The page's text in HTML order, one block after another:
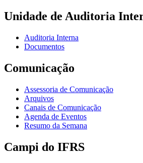
Unidade de Auditoria
Auditoria Interna
Documentos
Comunicação
Assessoria de Comunicação
Arquivos
Canais de Comunicação
Agenda de Eventos
Resumo da Semana
Campi do IFRS